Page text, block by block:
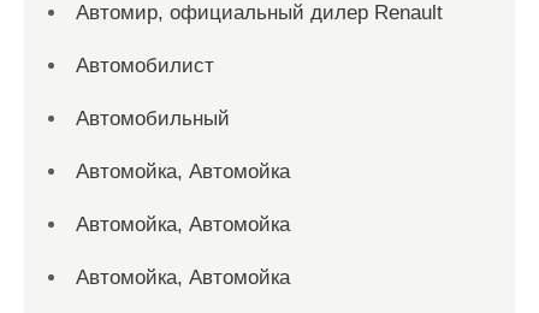
Автомир, официальный дилер Renault
Автомобилист
Автомобильный
Автомойка, Автомойка
Автомойка, Автомойка
Автомойка, Автомойка